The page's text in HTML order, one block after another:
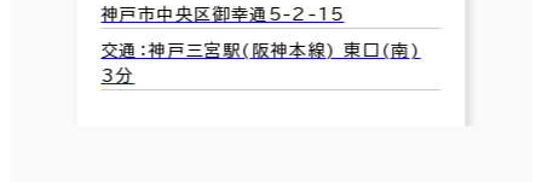
神戸市中央区御幸通5-2-15
交通：神戸三宮駅(阪神本線) 東口(南)
3分